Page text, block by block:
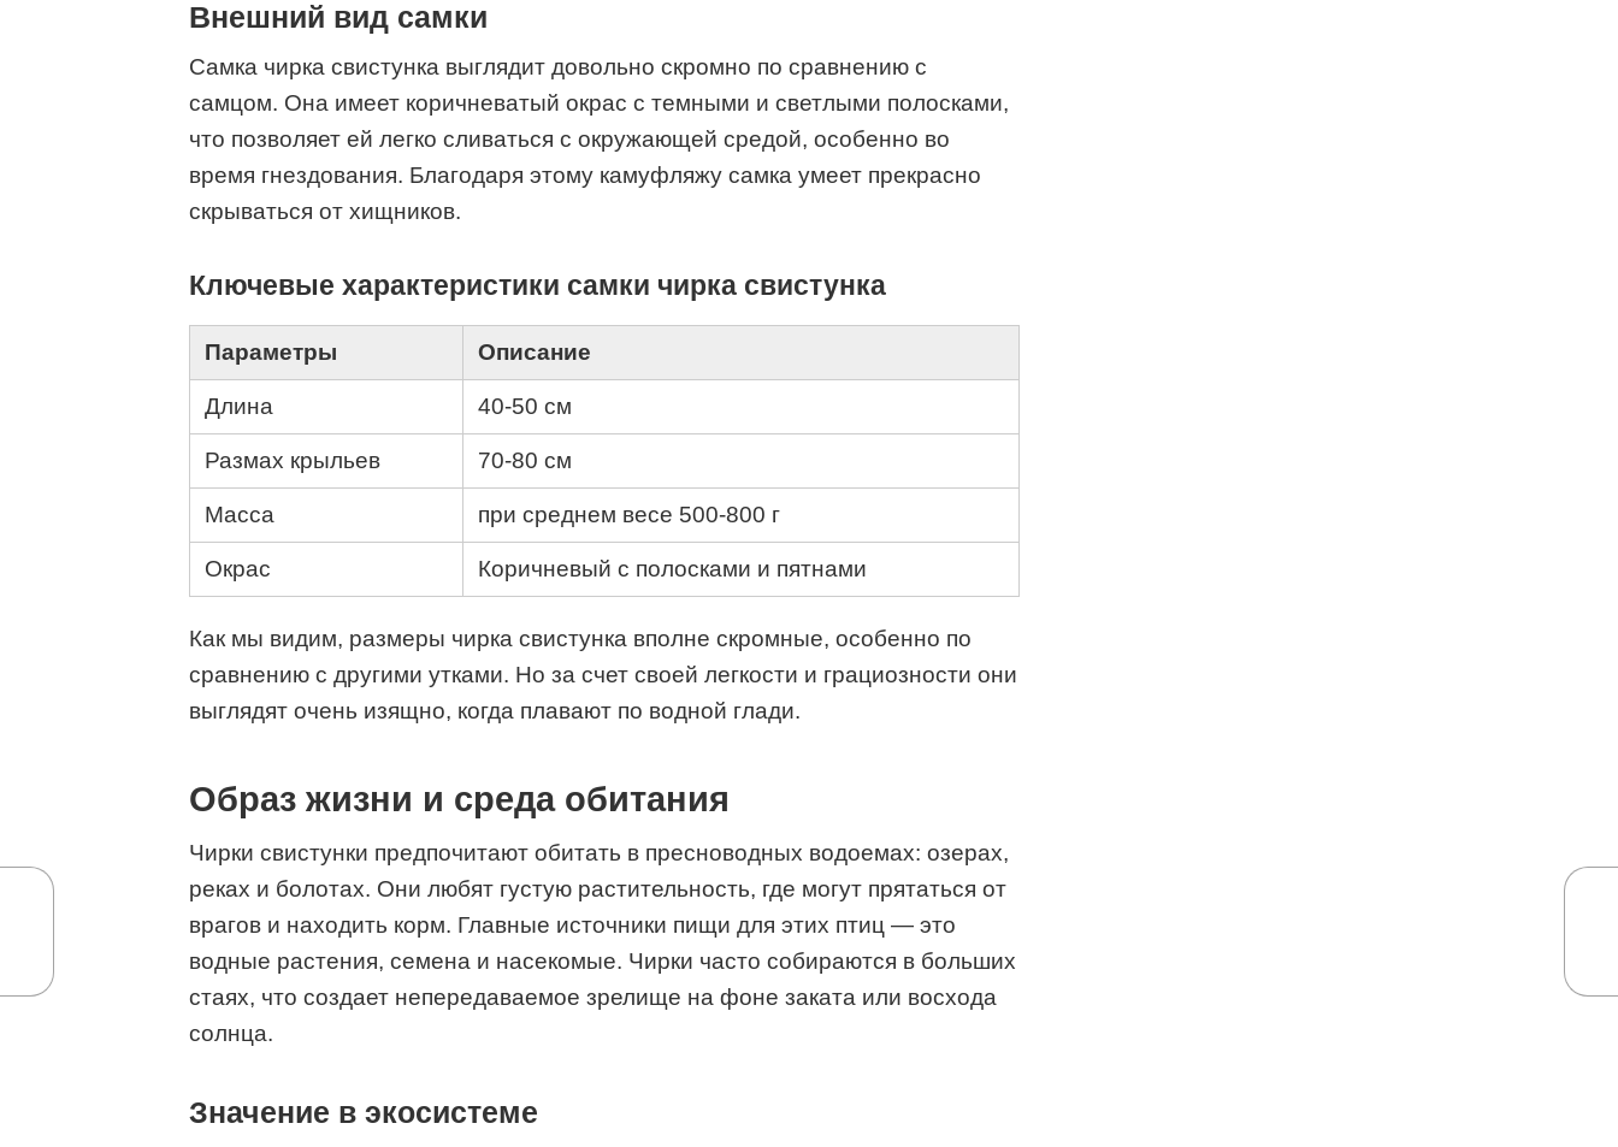
Внешний вид самки
Самка чирка свистунка выглядит довольно скромно по сравнению с
самцом. Она имеет коричневатый окрас с темными и светлыми полосками,
что позволяет ей легко сливаться с окружающей средой, особенно во
время гнездования. Благодаря этому камуфляжу самка умеет прекрасно
скрываться от хищников.
Ключевые характеристики самки чирка свистунка
Параметры Описание
Длина 40-50 см
Размах крыльев 70-80 см
Масса при среднем весе 500-800 г
Окрас Коричневый с полосками и пятнами
Как мы видим, размеры чирка свистунка вполне скромные, особенно по
сравнению с другими утками. Но за счет своей легкости и грациозности они
выглядят очень изящно, когда плавают по водной глади.
Образ жизни и среда обитания
Чирки свистунки предпочитают обитать в пресноводных водоемах: озерах,
реках и болотах. Они любят густую растительность, где могут прятаться от
врагов и находить корм. Главные источники пищи для этих птиц — это
водные растения, семена и насекомые. Чирки часто собираются в больших
стаях, что создает непередаваемое зрелище на фоне заката или восхода
солнца.
Значение в экосистеме